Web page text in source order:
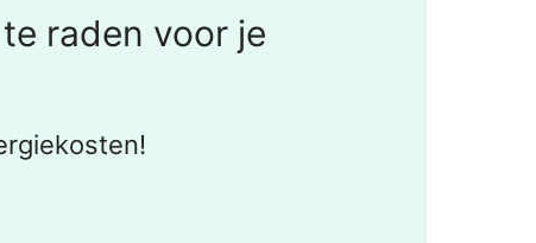
raden voor je